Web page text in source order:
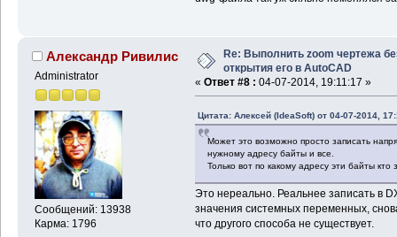
Александр Ривилис
Administrator
Сообщений: 13938
Карма: 1796
Re: Выполнить zoom чертежа
открытия его в AutoCAD
« Ответ #8 : 04-07-2014, 19:11:17 »
Цитата: Алексей (IdeaSoft) от 04-07-2014,
Может это возможно просто записать
нужному адресу байты и все.
Только вот по какому адресу эти байты
Это нереально. Реальнее записать в
значения системных переменных,
что другого способа не существует.